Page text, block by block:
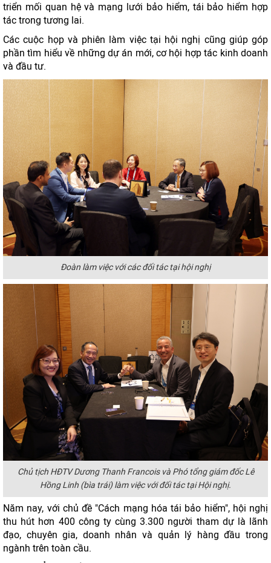
triển mối quan hệ và mạng lưới bảo hiểm, tái bảo hiểm hợp
tác trong tương lai.
Các cuộc họp và phiên làm việc tại hội nghị cũng giúp góp
phần tìm hiểu về những dự án mới, cơ hội hợp tác kinh doanh
và đầu tư.
Đoàn làm việc với các đối tác tại hội nghị
Chủ tịch HĐTV Dương Thanh Francois và Phó tổng giám đốc Lê
Hồng Linh (bìa trái) làm việc với đối tác tại Hội nghị.
Năm nay, với chủ đề "Cách mạng hóa tái bảo hiểm", hội nghị
thu hút hơn 400 công ty cùng 3.300 người tham dự là lãnh
đạo, chuyên gia, doanh nhân và quản lý hàng đầu trong
ngành trên toàn cầu.